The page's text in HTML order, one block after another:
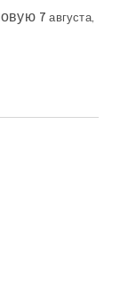
7 августа,